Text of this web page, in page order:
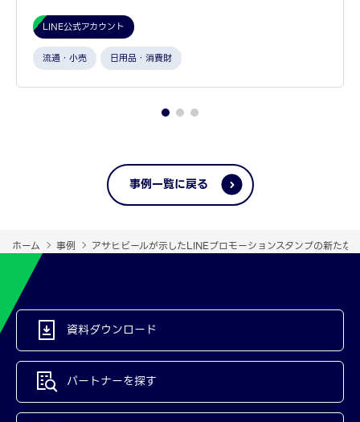
LINE公式アカウント
流通・小売 日用品・消費財
事例一覧に戻る
ホーム 事例 アサヒビールが示したLINEプロモーションスタンプの新たな
資料ダウンロード
パートナーを探す